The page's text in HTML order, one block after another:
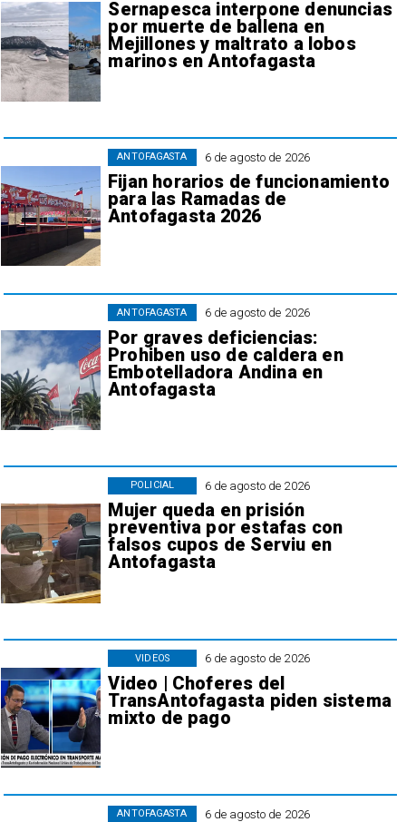
Sernapesca interpone denuncias
por muerte de ballena en
Mejillones y maltrato a lobos
marinos en Antofagasta
6 de agosto de 2026
Fijan horarios de funcionamiento
para las Ramadas de
Antofagasta 2026
ANTOFAGASTA
6 de agosto de 2026
Por graves deficiencias:
Prohiben uso de caldera en
Embotelladora Andina en
Antofagasta
ANTOFAGASTA
6 de agosto de 2026
Mujer queda en prisión
preventiva por estafas con
falsos cupos de Serviu en
Antofagasta
POLICIAL
6 de agosto de 2026
Video | Choferes del
TransAntofagasta piden sistema
mixto de pago
VIDEOS
6 de agosto de 2026
ANTOFAGASTA